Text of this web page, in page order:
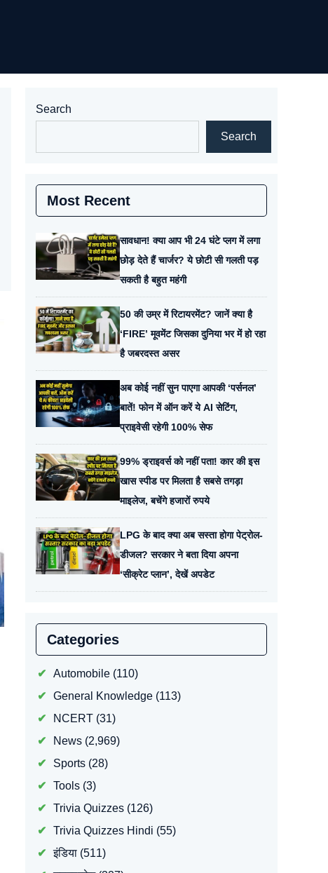
Search
Search
Most Recent
सावधान! क्या आप भी 24 घंटे प्लग में लगा
छोड़ देते हैं चार्जर? ये छोटी सी गलती पड़
सकती है बहुत महंगी
50 की उम्र में रिटायरमेंट? जानें क्या है
‘FIRE’ मूवमेंट जिसका दुनिया भर में हो रहा
है जबरदस्त असर
अब कोई नहीं सुन पाएगा आपकी ‘पर्सनल’
बातें! फोन में ऑन करें ये AI सेटिंग,
प्राइवेसी रहेगी 100% सेफ
99% ड्राइवर्स को नहीं पता! कार की इस
खास स्पीड पर मिलता है सबसे तगड़ा
माइलेज, बचेंगे हजारों रुपये
LPG के बाद क्या अब सस्ता होगा पेट्रोल-
डीजल? सरकार ने बता दिया अपना
‘सीक्रेट प्लान’, देखें अपडेट
Categories
Automobile(110)
General Knowledge(113)
NCERT(31)
News(2,969)
Sports(28)
Tools(3)
Trivia Quizzes(126)
Trivia Quizzes Hindi (55)
इंडिया(511)